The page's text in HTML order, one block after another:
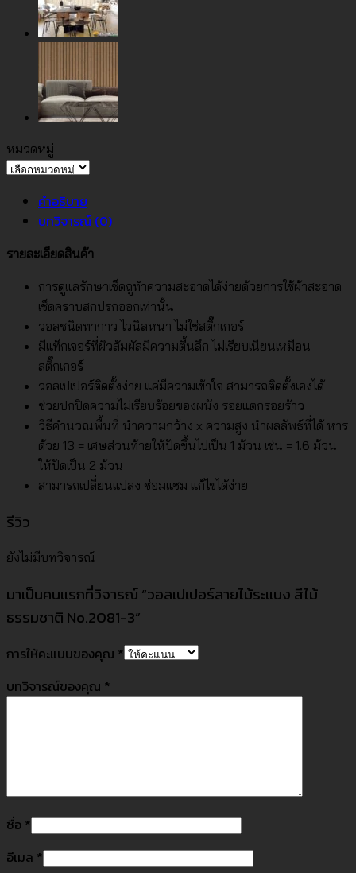
ธรรมชาติ
No.2081-
หมวดหมู่
หมวด
คำอธิบาย
บทวิจารณ์ (0)
รายละเอียดสินค้า
การดูแลรักษาเช็ดถูทำความสะอาดได้ง่ายด้วยการใช้ผ้าสะอาด
เช็ดคราบสกปรกออกเท่านั้น
วอลชนิดทากาว ไวนิลหนา ไม่ใช่สติ๊กเกอร์
มีแท็กเจอร์ที่ผิวสัมผัสมีความตื้นลึก ไม่เรียบเนียนเหมือน
สติ๊กเกอร์
วอลเปเปอร์ติดตั้งง่าย แค่มีความเข้าใจ สามารถติดตั้งเองได้
ช่วยปกปิดความไม่เรียบร้อยของผนัง รอยแตกรอยร้าว
วิธีคำนวณพื้นที่ นำความกว้าง x ความสูง นำผลลัพธ์ที่ได้ หาร
ด้วย 13 = เศษส่วนท้ายให้ปัดขึ้นไปเป็น 1 ม้วน เช่น = 1.6 ม้วน
ให้ปัดเป็น 2 ม้วน
สามารถเปลี่ยนแปลง ซ่อมแซม แก้ไขได้ง่าย
รีวิว
ยังไม่มีบทวิจารณ์
มาเป็นคนแรกที่วิจารณ์ “วอลเปเปอร์ลายไม้ระแนง สีไม้
ธรรมชาติ No.2081-3”
การให้คะแนนของคุณ *
บทวิจารณ์ของคุณ *
ชื่อ *
อีเมล *